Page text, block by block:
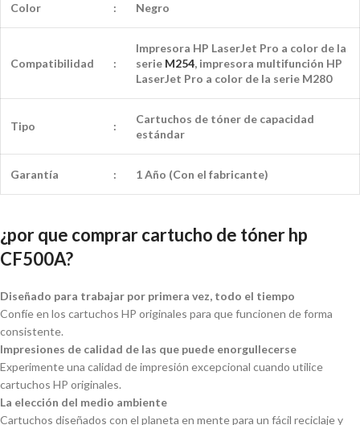
Color : Negro
Compatibilidad :
Impresora HP LaserJet Pro a color de la
serie M254, impresora multifunción HP
LaserJet Pro a color de la serie M280
Tipo :
Cartuchos de tóner de capacidad
estándar
Garantía : 1 Año (Con el fabricante)
¿por que comprar cartucho de tóner hp
CF500A?
Diseñado para trabajar por primera vez, todo el tiempo
Confíe en los cartuchos HP originales para que funcionen de forma
consistente.
Impresiones de calidad de las que puede enorgullecerse
Experimente una calidad de impresión excepcional cuando utilice
cartuchos HP originales.
La elección del medio ambiente
Cartuchos diseñados con el planeta en mente para un fácil reciclaje y